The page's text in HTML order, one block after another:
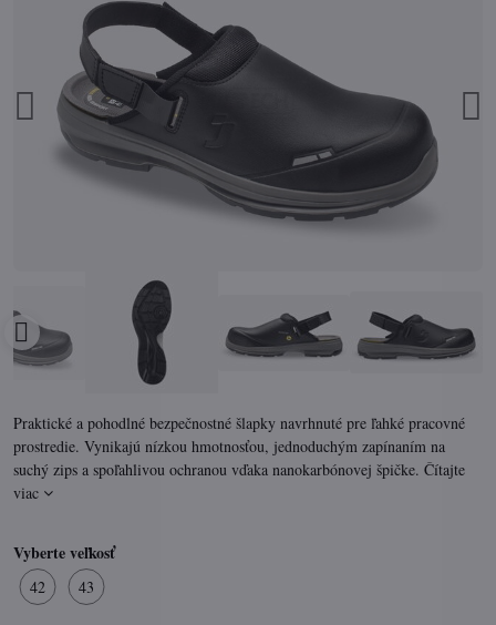
Praktické a pohodlné bezpečnostné šlapky navrhnuté pre ľahké pracovné
prostredie. Vynikajú nízkou hmotnosťou, jednoduchým zapínaním na
suchý zips a spoľahlivou ochranou vďaka nanokarbónovej špičke. Čítajte
viac
Vyberte veľkosť
42 43